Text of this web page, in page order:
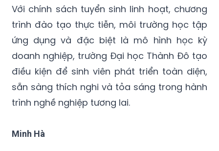
Với chính sách tuyển sinh linh hoạt, chương
trình đào tạo thực tiễn, môi trường học tập
ứng dụng và đặc biệt là mô hình học kỳ
doanh nghiệp, trường Đại học Thành Đô tạo
điều kiện để sinh viên phát triển toàn diện,
sẵn sàng thích nghi và tỏa sáng trong hành
trình nghề nghiệp tương lai.
Minh Hà